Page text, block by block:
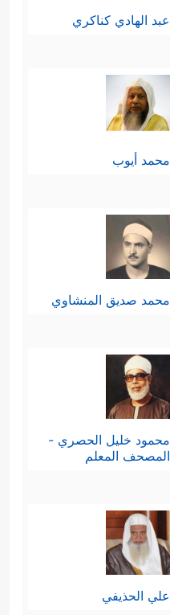
عبد الهادي كناكري
محمد أيوب
محمد صديق المنشاوي
محمود خليل الحصري -
المصحف المعلم
علي الحذيفي